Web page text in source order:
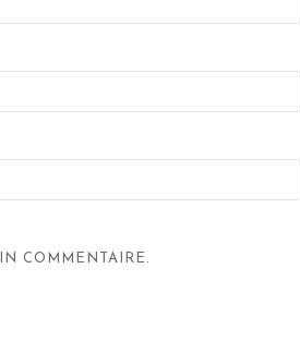
COMMENTAIRE.